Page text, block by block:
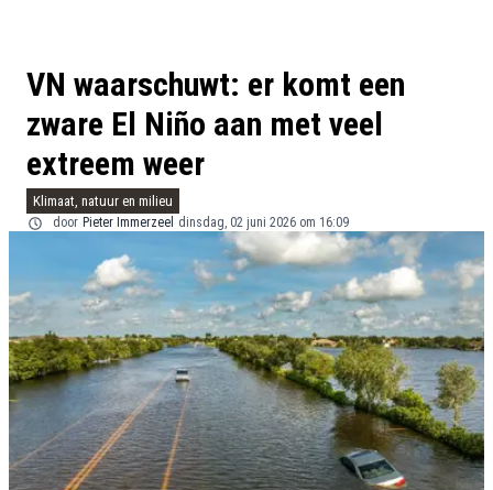
VN waarschuwt: er komt een
zware El Niño aan met veel
extreem weer
Klimaat, natuur en milieu
door Pieter Immerzeel dinsdag, 02 juni 2026 om 16:09